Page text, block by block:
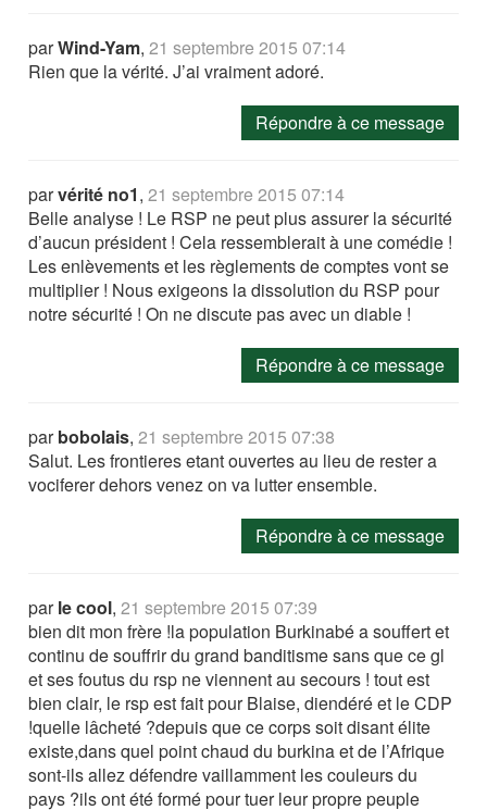
parWind-Yam,21 septembre 2015 07:14
Rien que la vérité. J’ai vraiment adoré.
Répondre à ce message
parvérité no1,21 septembre 2015 07:14
Belle analyse ! Le RSP ne peut plus assurer la sécurité
d’aucun président ! Cela ressemblerait à une comédie !
Les enlèvements et les règlements de comptes vont se
multiplier ! Nous exigeons la dissolution du RSP pour
notre sécurité ! On ne discute pas avec un diable !
Répondre à ce message
parbobolais,21 septembre 2015 07:38
Salut. Les frontieres etant ouvertes au lieu de rester a
vociferer dehors venez on va lutter ensemble.
Répondre à ce message
parle cool,21 septembre 2015 07:39
bien dit mon frère !la population Burkinabé a souffert et
continu de souffrir du grand banditisme sans que ce gl
et ses foutus du rsp ne viennent au secours ! tout est
bien clair, le rsp est fait pour Blaise, diendéré et le CDP
!quelle lâcheté ?depuis que ce corps soit disant élite
existe,dans quel point chaud du burkina et de l’Afrique
sont-ils allez défendre vaillamment les couleurs du
pays ?ils ont été formé pour tuer leur propre peuple